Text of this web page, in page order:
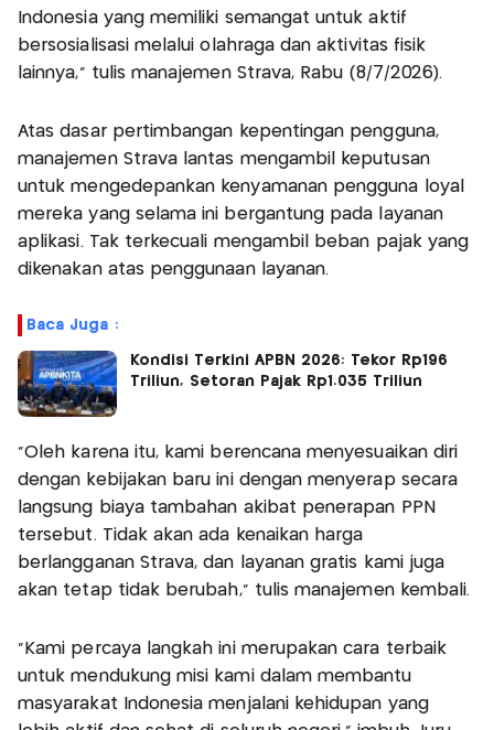
Indonesia yang memiliki semangat untuk aktif
bersosialisasi melalui olahraga dan aktivitas fisik
lainnya," tulis manajemen Strava, Rabu (8/7/2026).
Atas dasar pertimbangan kepentingan pengguna,
manajemen Strava lantas mengambil keputusan
untuk mengedepankan kenyamanan pengguna loyal
mereka yang selama ini bergantung pada layanan
aplikasi. Tak terkecuali mengambil beban pajak yang
dikenakan atas penggunaan layanan.
Baca Juga :
Kondisi Terkini APBN 2026: Tekor Rp196
Triliun, Setoran Pajak Rp1.035 Triliun
"Oleh karena itu, kami berencana menyesuaikan diri
dengan kebijakan baru ini dengan menyerap secara
langsung biaya tambahan akibat penerapan PPN
tersebut. Tidak akan ada kenaikan harga
berlangganan Strava, dan layanan gratis kami juga
akan tetap tidak berubah," tulis manajemen kembali.
"Kami percaya langkah ini merupakan cara terbaik
untuk mendukung misi kami dalam membantu
masyarakat Indonesia menjalani kehidupan yang